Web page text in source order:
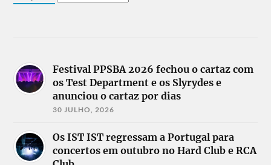
Festival PPSBA 2026 fechou o cartaz com
os Test Department e os Slyrydes e
anunciou o cartaz por dias
30 JULHO, 2026
Os IST IST regressam a Portugal para
concertos em outubro no Hard Club e RCA